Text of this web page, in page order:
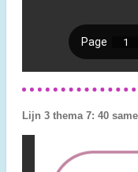
Lijn 3 thema 7: 40